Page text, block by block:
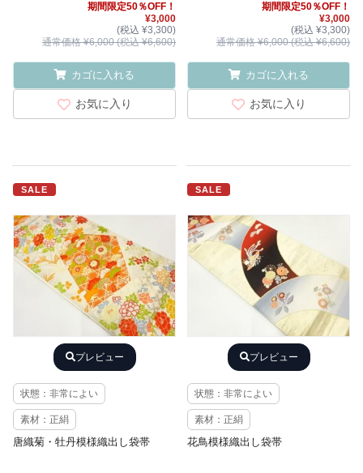
期間限定50％OFF！
¥3,000
(税込 ¥3,300)
通常価格 ¥6,000 (税込 ¥6,600)
カゴに入れる
お気に入り
期間限定50％OFF！
¥3,000
(税込 ¥3,300)
通常価格 ¥6,000 (税込 ¥6,600)
カゴに入れる
お気に入り
SALE
プレビュー
状態：非常によい
素材：正絹
唐織菊・牡丹模様織出し袋帯
SALE
プレビュー
状態：非常によい
素材：正絹
花鳥模様織出し袋帯